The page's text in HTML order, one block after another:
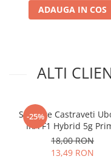
ADAUGA IN COS
ALTI
-25%
Seminte Castraveti
IRA F1 Hybrid 5g
Sementi - Cornichon
Rezistent
18,00 RON
13,49 RON